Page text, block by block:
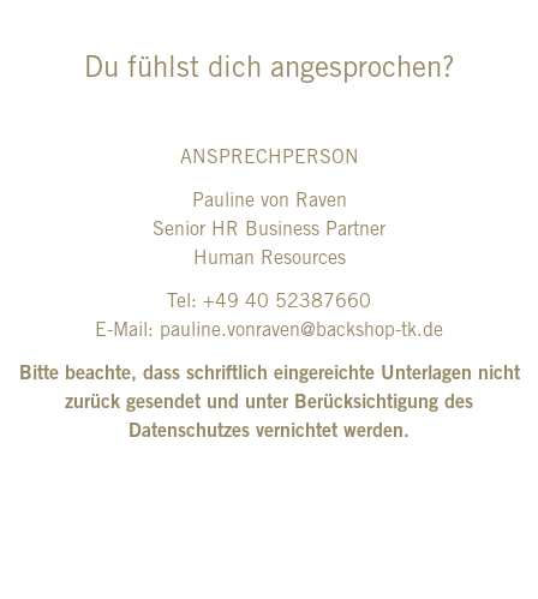
Du fühlst dich angesprochen?
ANSPRECHPERSON
Pauline von Raven
Senior HR Business Partner
Human Resources
Tel: +49 40 52387660
E-Mail: pauline.vonraven@backshop-tk.de
Bitte beachte, dass schriftlich eingereichte Unterlagen nicht
zurück gesendet und unter Berücksichtigung des
Datenschutzes vernichtet werden.